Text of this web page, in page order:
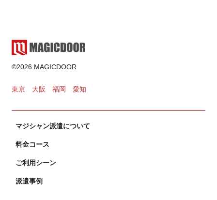
©2026 MAGICDOOR
東京 大阪 福岡 愛知
マジシャン派遣について
料金コース
ご利用シーン
派遣事例